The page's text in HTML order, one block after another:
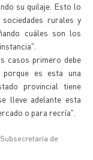
su quilaje. Esto lo
rurales y
cuáles son los
casos primero debe
es esta una
provincial tiene
lleve adelante esta
o para recría".
de